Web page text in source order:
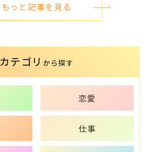
もっと記事を見る
カテゴリ から探す
恋愛
仕事